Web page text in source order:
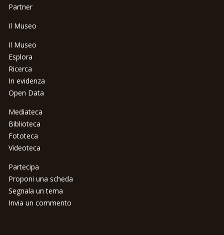
Partner
Il Museo
Il Museo
Esplora
Ricerca
In evidenza
Open Data
Mediateca
Biblioteca
Fototeca
Videoteca
Partecipa
Proponi una scheda
Segnala un tema
Invia un commento